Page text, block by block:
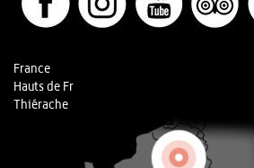
France
Hauts de Fr
Thiérache